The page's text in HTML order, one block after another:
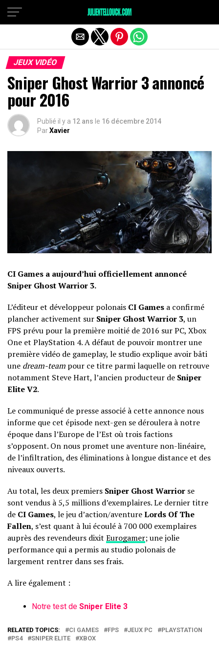
JEUX VIDÉO
Sniper Ghost Warrior 3 annoncé
pour 2016
Publié il y a 12 ans le 16 décembre 2014
ParXavier
CI Games a aujourd’hui officiellement annoncé
Sniper Ghost Warrior 3.
L’éditeur et développeur polonais CI Games a confirmé
plancher activement sur Sniper Ghost Warrior 3, un
FPS prévu pour la première moitié de 2016 sur PC, Xbox
One et PlayStation 4. A défaut de pouvoir montrer une
première vidéo de gameplay, le studio explique avoir bâti
une dream-team pour ce titre parmi laquelle on retrouve
notamment Steve Hart, l’ancien producteur de Sniper
Elite V2.
Le communiqué de presse associé à cette annonce nous
informe que cet épisode next-gen se déroulera à notre
époque dans l’Europe de l’Est où trois factions
s’opposent. On nous promet une aventure non-linéaire,
de l’infiltration, des éliminations à longue distance et des
niveaux ouverts.
Au total, les deux premiers Sniper Ghost Warrior se
sont vendus à 5,5 millions d’exemplaires. Le dernier titre
de CI Games, le jeu d’action/aventureLords Of The
Fallen, s’est quant à lui écoulé à 700 000 exemplaires
auprès des revendeurs dixit Eurogamer; une jolie
performance qui a permis au studio polonais de
largement rentrer dans ses frais.
A lire également :
Notre test de Sniper Elite 3
RELATED TOPICS: CI GAMES FPS JEUX PC
PLAYSTATION
PS4
SNIPER ELITE XBOX